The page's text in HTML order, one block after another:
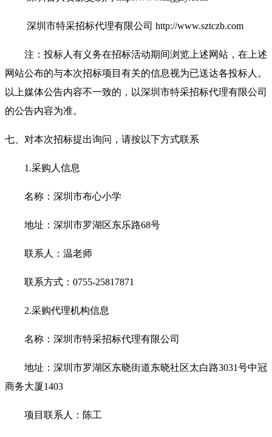
深圳市特采招标代理有限公司 http://www.sztczb.com
注：投标人有义务在招标活动期间浏览上述网站，在上述
网站公布的与本次招标项目有关的信息视为已送达各投标人。
以上媒体公告内容不一致的，以深圳市特采招标代理有限公司
的公告内容为准。
七、对本次招标提出询问，请按以下方式联系
1.采购人信息
名称：深圳市布心小学
地址：深圳市罗湖区东乐路68号
联系人：温老师
联系方式：0755-25817871
2.采购代理机构信息
名称：深圳市特采招标代理有限公司
地址：深圳市罗湖区东晓街道东晓社区太白路3031号中冠
商务大厦1403
项目联系人：陈工